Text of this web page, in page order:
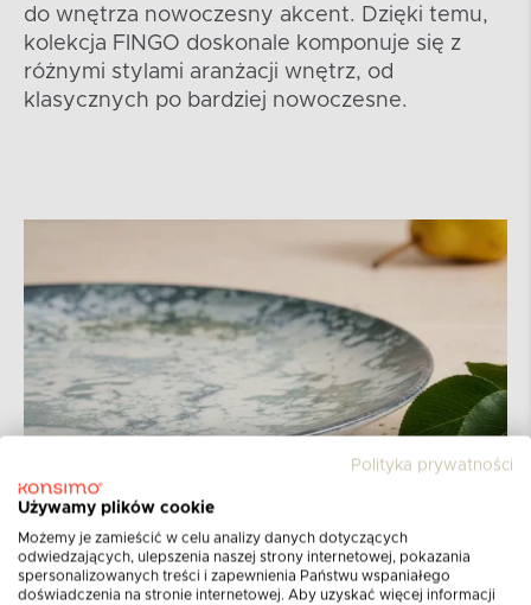
do wnętrza nowoczesny akcent. Dzięki temu,
kolekcja FINGO doskonale komponuje się z
różnymi stylami aranżacji wnętrz, od
klasycznych po bardziej nowoczesne.
Polityka prywatności
Używamy plików cookie
Możemy je zamieścić w celu analizy danych dotyczących
odwiedzających, ulepszenia naszej strony internetowej, pokazania
spersonalizowanych treści i zapewnienia Państwu wspaniałego
doświadczenia na stronie internetowej. Aby uzyskać więcej informacji